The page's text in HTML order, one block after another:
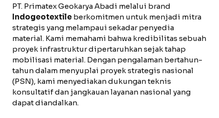
PT. Primatex Geokarya Abadi melalui brand
Indogeotextile berkomitmen untuk menjadi mitra
strategis yang melampaui sekadar penyedia
material. Kami memahami bahwa kredibilitas sebuah
proyek infrastruktur dipertaruhkan sejak tahap
mobilisasi material. Dengan pengalaman bertahun-
tahun dalam menyuplai proyek strategis nasional
(PSN), kami menyediakan dukungan teknis
konsultatif dan jangkauan layanan nasional yang
dapat diandalkan.